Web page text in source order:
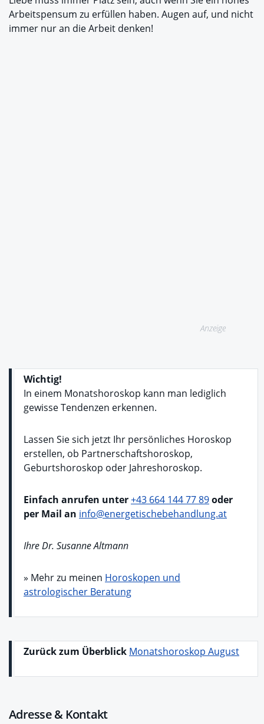
Arbeitspensum zu erfüllen haben. Augen auf, und nicht
immer nur an die Arbeit denken!
Anzeige
Wichtig!
In einem Monatshoroskop kann man lediglich
gewisse Tendenzen erkennen.
Lassen Sie sich jetzt Ihr persönliches Horoskop
erstellen, ob Partnerschaftshoroskop,
Geburtshoroskop oder Jahreshoroskop.
Einfach anrufen unter+43 664 144 77 89oder
per Mail an info@energetischebehandlung.at
Ihre Dr. Susanne Altmann
» Mehr zu meinen Horoskopen und
astrologischer Beratung
Zurück zum Überblick Monatshoroskop August
Adresse & Kontakt